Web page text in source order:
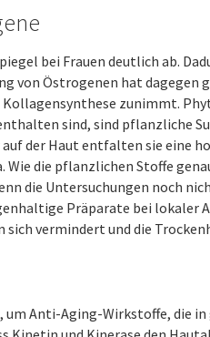
bei Frauen deutlich ab.
von Östrogenen hat dagegen
Kollagensynthese zunimmt.
sind, sind pflanzliche
der Haut entfalten sie eine
die pflanzlichen Stoffe
die Untersuchungen noch
Präparate bei lokaler
sich vermindert und die
um Anti-Aging-Wirkstoffe, die